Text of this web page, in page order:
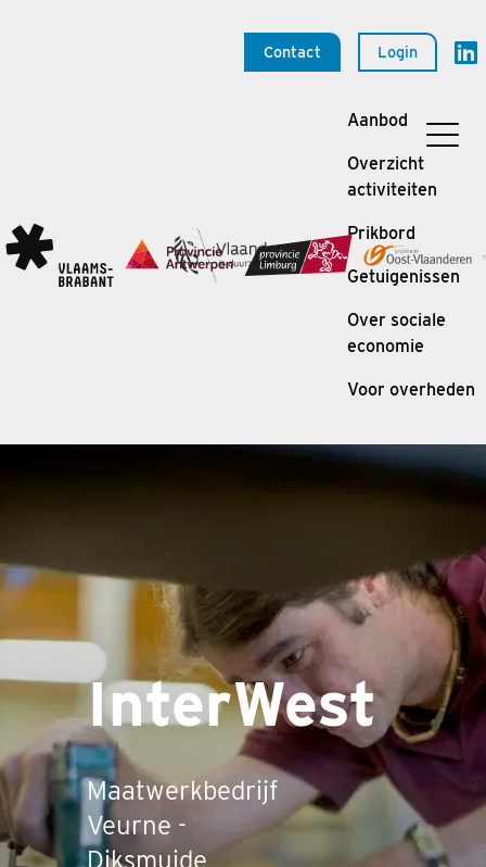
Contact Login
Aanbod
Overzicht
activiteiten
Prikbord
Getuigenissen
Over sociale
economie
Voor overheden
InterWest
Maatwerkbedrijf
Veurne -
Diksmuide